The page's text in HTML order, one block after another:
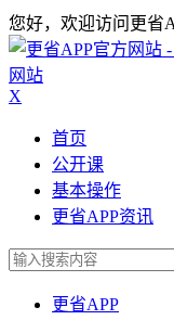
您好，欢迎访问更省
网站
X
首页
公开课
基本操作
更省APP资讯
更省APP